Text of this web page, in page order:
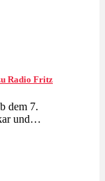
Radio Fritz
dem 7.
und…